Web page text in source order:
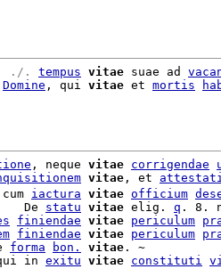
./. tempus vitae suae ad
Domine , qui vitae et mortis
, neque vitae corrigendae
vitae , et
cum
iactura vitae officium
De
statu vitae elig. q . 8.
finiendae vitae periculum
finiendae vitae periculum
forma bon. vitae . ~
in exitu vitae constituti